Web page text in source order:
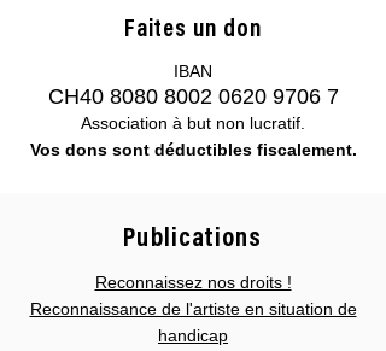
Faites un don
IBAN
CH40 8080 8002 0620 9706 7
Association à but non lucratif.
Vos dons sont déductibles fiscalement.
Publications
Reconnaissez nos droits !
Reconnaissance de l'artiste en situation de
handicap